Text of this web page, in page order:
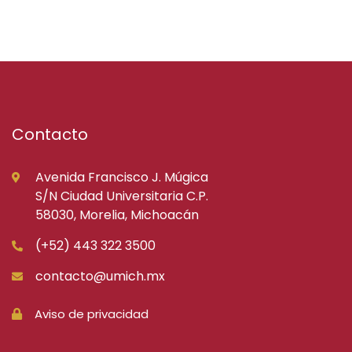
Contacto
Avenida Francisco J. Múgica
S/N Ciudad Universitaria C.P.
58030, Morelia, Michoacán
(+52) 443 322 3500
contacto@umich.mx
Aviso de privacidad